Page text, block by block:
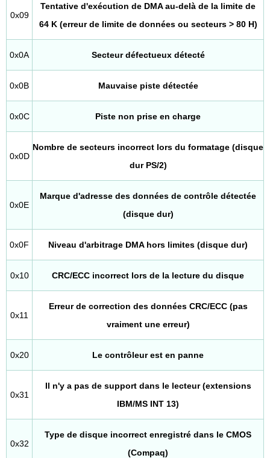
0x09
Tentative d'exécution de DMA au-delà de la limite de
64 K (erreur de limite de données ou secteurs > 80 H)
0x0A Secteur défectueux détecté
0x0B Mauvaise piste détectée
0x0C Piste non prise en charge
0x0D
Nombre de secteurs incorrect lors du formatage (disque
dur PS/2)
0x0E
Marque d'adresse des données de contrôle détectée
(disque dur)
0x0F Niveau d'arbitrage DMA hors limites (disque dur)
0x10 CRC/ECC incorrect lors de la lecture du disque
0x11
Erreur de correction des données CRC/ECC (pas
vraiment une erreur)
0x20 Le contrôleur est en panne
0x31
Il n'y a pas de support dans le lecteur (extensions
IBM/MS INT 13)
0x32
Type de disque incorrect enregistré dans le CMOS
(Compaq)